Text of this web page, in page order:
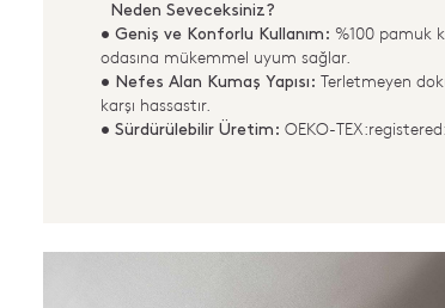
Neden Seveceksiniz?
• Geniş ve Konforlu Kullanım: %100 pamuk
odasına mükemmel uyum sağlar.
• Nefes Alan Kumaş Yapısı: Terletmeyen
karşı hassastır.
• Sürdürülebilir Üretim: OEKO-